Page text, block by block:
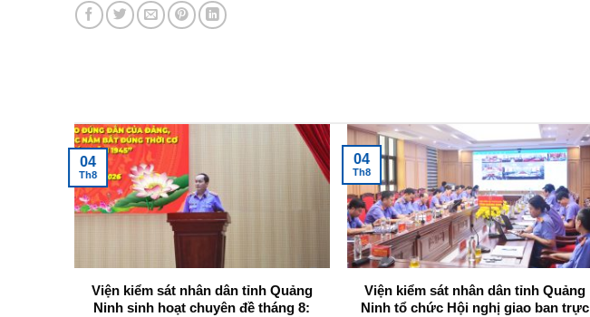
Viện kiểm sát nhân dân tỉnh Quảng
Ninh sinh hoạt chuyên đề tháng 8:
04
Th8
Viện kiểm sát nhân dân tỉnh Quảng
Ninh tổ chức Hội nghị giao ban trực
04
Th8